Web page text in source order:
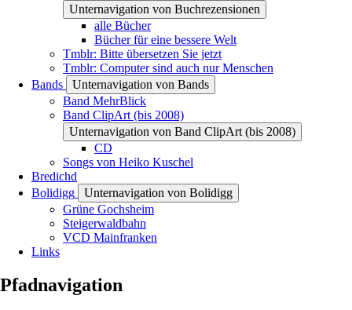
Unternavigation von Buchrezensionen
alle Bücher
Bücher für eine bessere Welt
Tmblr: Bitte übersetzen Sie jetzt
Tmblr: Computer sind auch nur Menschen
Bands
Unternavigation von Bands
Band MehrBlick
Band ClipArt (bis 2008)
Unternavigation von Band ClipArt (bis 2008)
CD
Songs von Heiko Kuschel
Bredichd
Bolidigg
Unternavigation von Bolidigg
Grüne Gochsheim
Steigerwaldbahn
VCD Mainfranken
Links
Pfadnavigation